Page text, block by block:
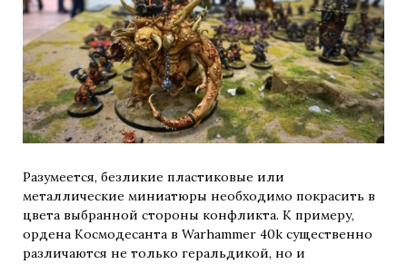
Разумеется, безликие пластиковые или
металлические миниатюры необходимо покрасить в
цвета выбранной стороны конфликта. К примеру,
ордена Космодесанта в Warhammer 40k существенно
различаются не только геральдикой, но и